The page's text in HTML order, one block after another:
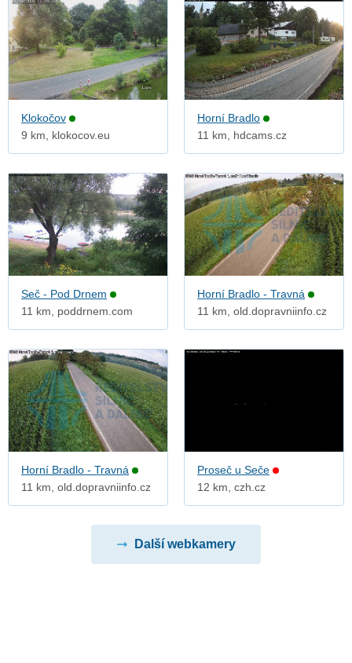
Klokočov
9 km, klokocov.eu
Horní Bradlo
11 km, hdcams.cz
Seč - Pod Drnem
11 km, poddrnem.com
Horní Bradlo - Travná
11 km, old.dopravniinfo.cz
Horní Bradlo - Travná
11 km, old.dopravniinfo.cz
Proseč u Seče
12 km, czh.cz
Další webkamery